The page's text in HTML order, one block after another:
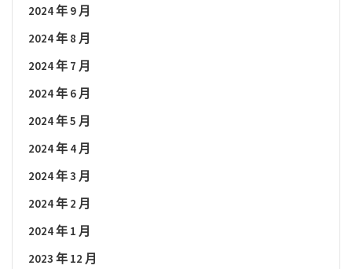
2024 年 9 月
2024 年 8 月
2024 年 7 月
2024 年 6 月
2024 年 5 月
2024 年 4 月
2024 年 3 月
2024 年 2 月
2024 年 1 月
2023 年 12 月